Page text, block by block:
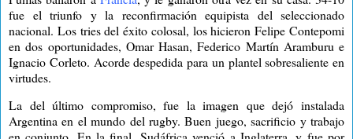
fue el triunfo y la reconfirmación equipista del seleccionado
nacional. Los tries del éxito colosal, los hicieron Felipe Contepomi
en dos oportunidades, Omar Hasan, Federico Martín Aramburu e
Ignacio Corleto. Acorde despedida para un plantel sobresaliente en
virtudes.
La del último compromiso, fue la imagen que dejó instalada
Argentina en el mundo del rugby. Buen juego, sacrificio y trabajo